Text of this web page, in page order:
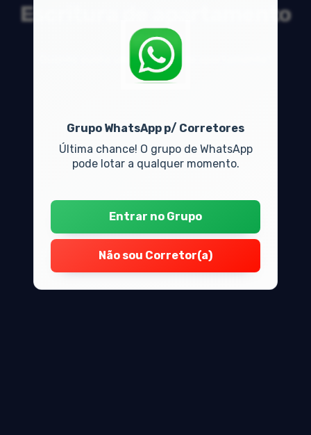
Grupo WhatsApp p/ Corretores
Última chance! O grupo de WhatsApp
pode lotar a qualquer momento.
Entrar no Grupo
Não sou Corretor(a)
Escritura de apartamento
valor
Quanto custa um escritura de apartamento?